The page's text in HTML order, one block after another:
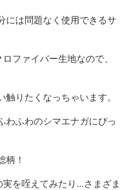
には問題なく使用できるサ
ファイバー生地なので、
りたくなっちゃいます。
わふわのシマエナガにぴっ
柄！
を咥えてみたり…さまざま